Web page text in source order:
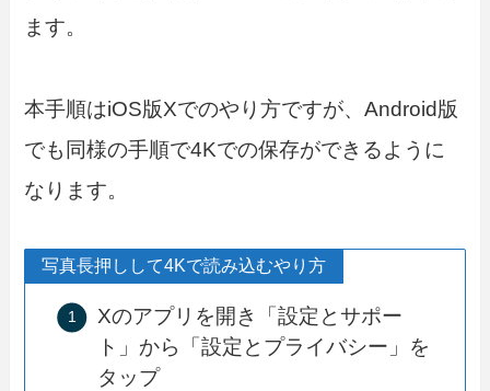
ます。
本手順はiOS版Xでのやり方ですが、Android版
でも同様の手順で4Kでの保存ができるように
なります。
写真長押しして4Kで読み込むやり方
Xのアプリを開き「設定とサポー
ト」から「設定とプライバシー」を
タップ